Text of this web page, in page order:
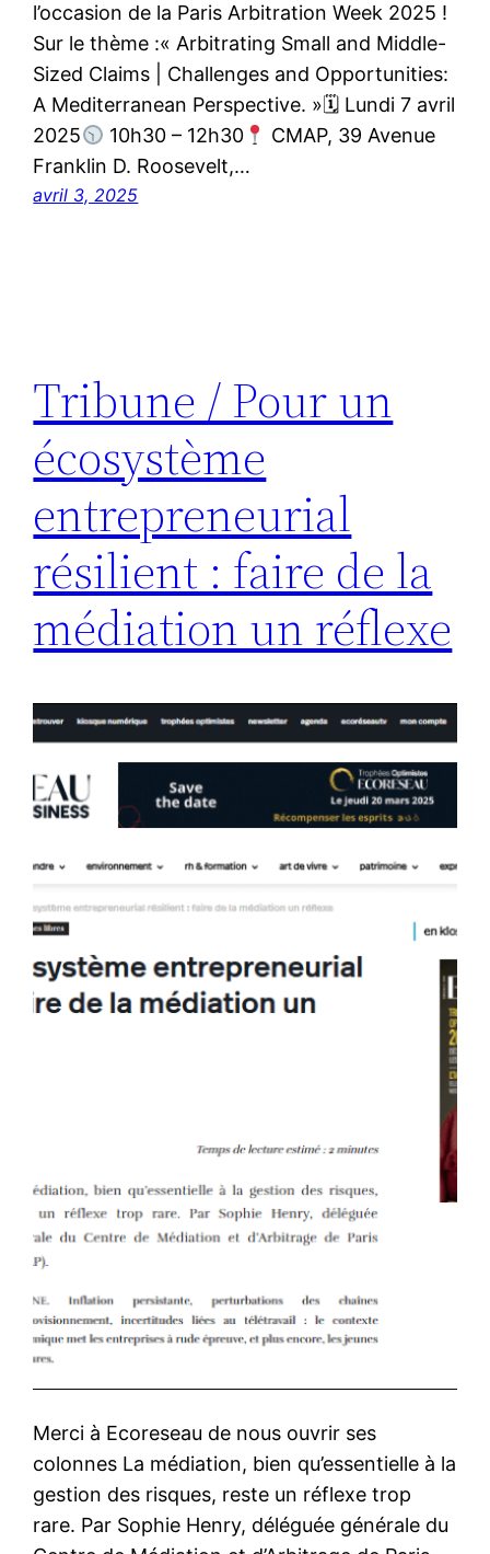
l’occasion de la Paris Arbitration Week 2025 !
Sur le thème :« Arbitrating Small and Middle-
Sized Claims | Challenges and Opportunities:
A Mediterranean Perspective. »🗓 Lundi 7 avril
2025
10h30 – 12h30
CMAP, 39 Avenue
Franklin D. Roosevelt,…
avril 3, 2025
Tribune / Pour un
écosystème
entrepreneurial
résilient : faire de la
médiation un réflexe
Merci à Ecoreseau de nous ouvrir ses
colonnes La médiation, bien qu’essentielle à la
gestion des risques, reste un réflexe trop
rare. Par Sophie Henry, déléguée générale du